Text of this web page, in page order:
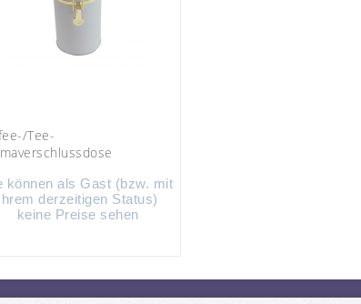
Tee-
können als Gast (bzw. mit
derzeitigen Status)
keine Preise sehen